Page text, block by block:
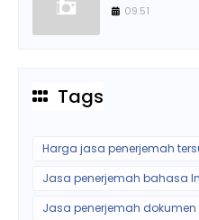
09.51
Tags
Harga jasa penerjemah
Jasa penerjemah bahasa
Jasa penerjemah